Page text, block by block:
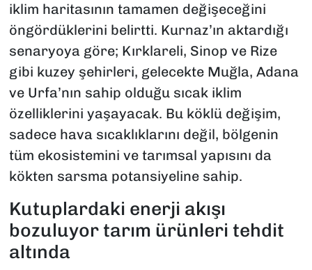
iklim haritasının tamamen değişeceğini
öngördüklerini belirtti. Kurnaz’ın aktardığı
senaryoya göre; Kırklareli, Sinop ve Rize
gibi kuzey şehirleri, gelecekte Muğla, Adana
ve Urfa’nın sahip olduğu sıcak iklim
özelliklerini yaşayacak. Bu köklü değişim,
sadece hava sıcaklıklarını değil, bölgenin
tüm ekosistemini ve tarımsal yapısını da
kökten sarsma potansiyeline sahip.
Kutuplardaki enerji akışı
bozuluyor tarım ürünleri tehdit
altında